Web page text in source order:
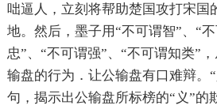
咄逼人，立刻将帮助楚国攻打宋国
地。然后，墨子用“不可谓智”、“
忠”、“不可谓强”、“不可谓知类”
输盘的行为．让公输盘有口难辩。
句，揭示出公输盘所标榜的“义”的